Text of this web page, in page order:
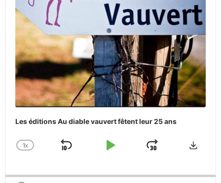
Les éditions Au diable vauvert fêtent leur 25 ans
CHANGE
1X
SKIP
PLAY
JUMP